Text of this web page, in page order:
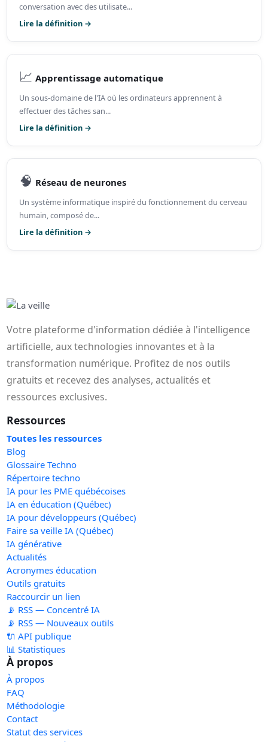
conversation avec des utilisate...
Lire la définition →
📈 Apprentissage automatique
Un sous-domaine de l'IA où les ordinateurs apprennent à
effectuer des tâches san...
Lire la définition →
🧠 Réseau de neurones
Un système informatique inspiré du fonctionnement du cerveau
humain, composé de...
Lire la définition →
Votre plateforme d'information dédiée à l'intelligence
artificielle, aux technologies innovantes et à la
transformation numérique. Profitez de nos outils
gratuits et recevez des analyses, actualités et
ressources exclusives.
Ressources
Toutes les ressources
Blog
Glossaire Techno
Répertoire techno
IA pour les PME québécoises
IA en éducation (Québec)
IA pour développeurs (Québec)
Faire sa veille IA (Québec)
IA générative
Actualités
Acronymes éducation
Outils gratuits
Raccourcir un lien
📡 RSS — Concentré IA
📡 RSS — Nouveaux outils
🔌 API publique
📊 Statistiques
À propos
À propos
FAQ
Méthodologie
Contact
Statut des services